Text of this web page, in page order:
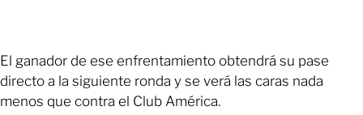
El ganador de ese enfrentamiento obtendrá su pase
directo a la siguiente ronda y se verá las caras nada
menos que contra el Club América.